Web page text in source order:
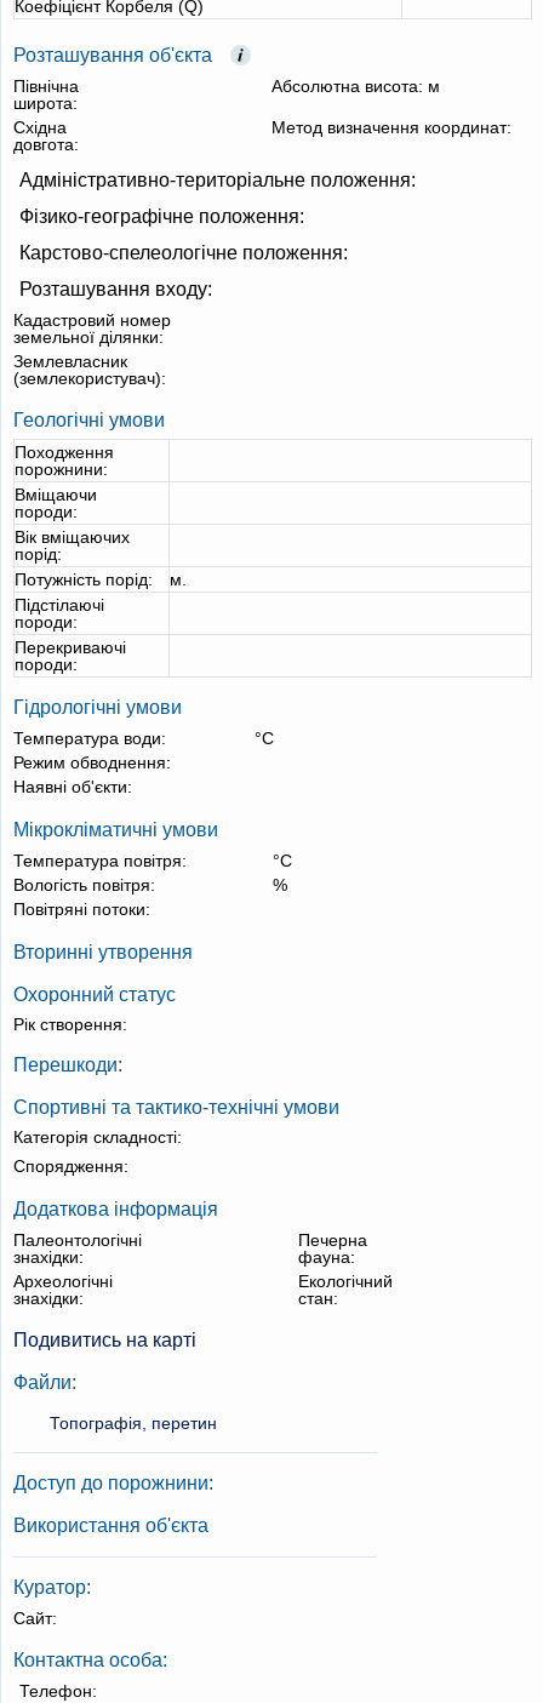
Коефіцієнт Корбеля (Q)
Розташування об'єкта
Північна
широта:
Абсолютна висота: м
Східна
довгота:
Метод визначення координат:
Адміністративно-територіальне положення:
Фізико-географічне положення:
Карстово-спелеологічне положення:
Розташування входу:
Кадастровий номер
земельної ділянки:
Землевласник
(землекористувач):
Геологічні умови
Походження
порожнини:
Вміщаючи
породи:
Вік вміщаючих
порід:
Потужність порід:
м.
Підстілаючі
породи:
Перекриваючі
породи:
Гідрологічні умови
Температура води:
°С
Режим обводнення:
Наявні об'єкти:
Мікрокліматичні умови
Температура повітря:
°С
Вологість повітря:
%
Повітряні потоки:
Вторинні утворення
Охоронний статус
Рік створення:
Перешкоди:
Спортивні та тактико-технічні умови
Категорія складності:
Спорядження:
Додаткова інформація
Палеонтологічні
знахідки:
Печерна
фауна:
Археологічні
знахідки:
Екологічний
стан:
Подивитись на карті
Файли:
Топографія, перетин
Доступ до порожнини:
Використання об'єкта
Куратор:
Сайт:
Контактна особа:
Телефон: